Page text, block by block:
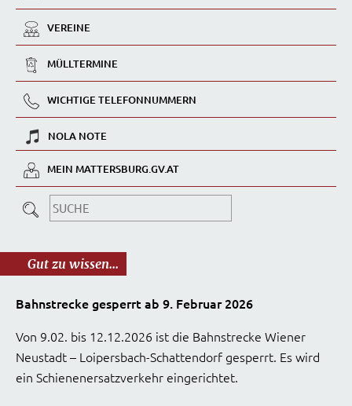
VEREINE
MÜLLTERMINE
WICHTIGE TELEFONNUMMERN
NOLA NOTE
MEIN MATTERSBURG.GV.AT
Gut zu wissen...
Bahnstrecke gesperrt ab 9. Februar 2026
Von 9.02. bis 12.12.2026 ist die Bahnstrecke Wiener
Neustadt – Loipersbach-Schattendorf gesperrt. Es wird
ein Schienenersatzverkehr eingerichtet.